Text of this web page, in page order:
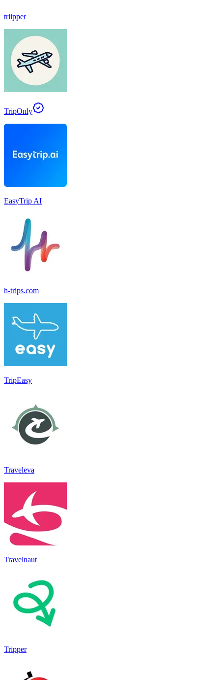
triipper
TripOnly
EasyTrip AI
h-trips.com
TripEasy
Traveleva
Travelnaut
Tripper